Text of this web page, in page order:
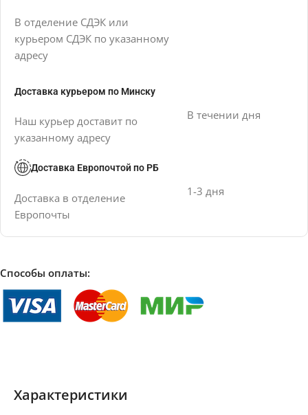
В отделение СДЭК или
курьером СДЭК по указанному
адресу
Доставка курьером по Минску
Наш курьер доставит по
указанному адресу
В течении дня
Доставка Европочтой по РБ
Доставка в отделение
Европочты
1-3 дня
Способы оплаты:
Характеристики